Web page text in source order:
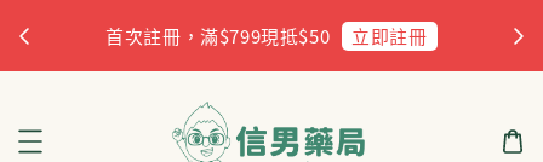
首次註冊，滿$799現抵$50 立即註冊